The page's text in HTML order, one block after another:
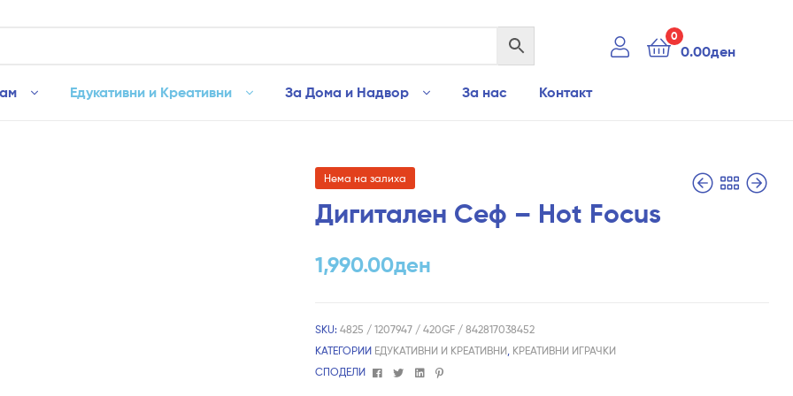
0
0.00ден
Едукативни и Креативни За Дома и Надвор За нас Контакт
Нема на залиха
Дигитален Сеф – Hot Focus
1,990.00ден
SKU:4825 / 1207947 / 420GF / 842817038452
КАТЕГОРИИ ЕДУКАТИВНИ И КРЕАТИВНИ КРЕАТИВНИ ИГРАЧКИ
СПОДЕЛИ
FacebookTwitterLinkedin
Pinterest